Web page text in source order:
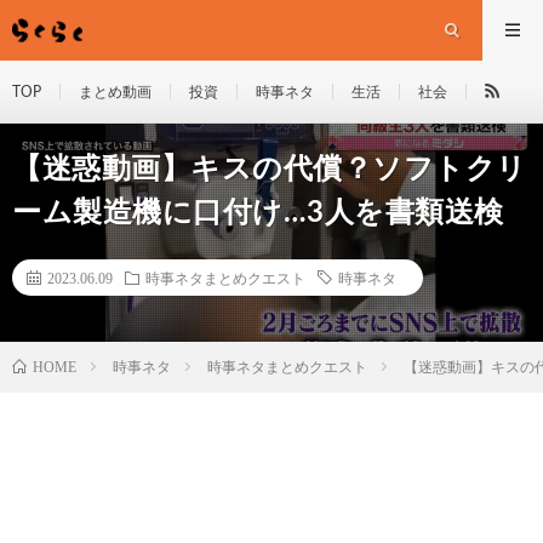
TOP まとめ動画 投資 時事ネタ 生活 社会
【迷惑動画】キスの代償？ソフトクリ
ーム製造機に口付け…3人を書類送検
2023.06.09 時事ネタまとめクエスト 時事ネタ
HOME 時事ネタ 時事ネタまとめクエスト 【迷惑動画】キス